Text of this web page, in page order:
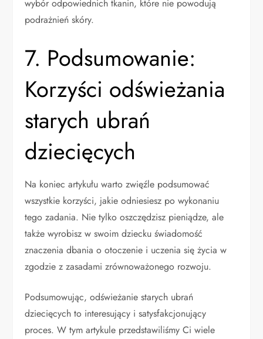
wybór odpowiednich tkanin, które nie powodują
podrażnień skóry.
7. Podsumowanie:
Korzyści odświeżania
starych ubrań
dziecięcych
Na koniec artykułu warto zwięźle podsumować
wszystkie korzyści, jakie odniesiesz po wykonaniu
tego zadania. Nie tylko oszczędzisz pieniądze, ale
także wyrobisz w swoim dziecku świadomość
znaczenia dbania o otoczenie i uczenia się życia w
zgodzie z zasadami zrównoważonego rozwoju.
Podsumowując, odświeżanie starych ubrań
dziecięcych to interesujący i satysfakcjonujący
proces. W tym artykule przedstawiliśmy Ci wiele